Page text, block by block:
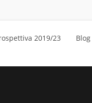
2019/23 Blog